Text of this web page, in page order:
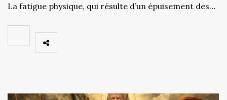
La fatigue physique, qui résulte d’un épuisement des…